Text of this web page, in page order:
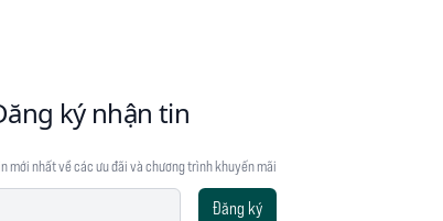
ký nhận tin
mới nhất về các ưu đãi và chương trình khuyến mãi
Đăng ký